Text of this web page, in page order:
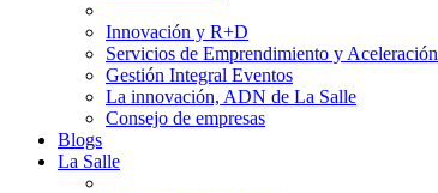
Innovación y R+D
Servicios de Emprendimiento y Aceleración
Gestión Integral Eventos
La innovación, ADN de La Salle
Consejo de empresas
Blogs
La Salle